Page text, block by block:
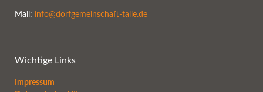
Mail: info@dorfgemeinschaft-talle.de
Wichtige Links
Impressum